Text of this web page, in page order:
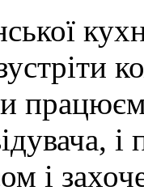
і